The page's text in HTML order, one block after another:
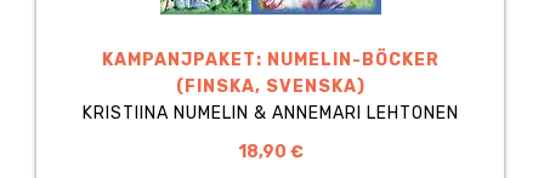
KAMPANJPAKET: NUMELIN-BÖCKER
(FINSKA, SVENSKA)
KRISTIINA NUMELIN & ANNEMARI LEHTONEN
18,90 €